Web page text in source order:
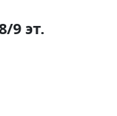
9 эт.